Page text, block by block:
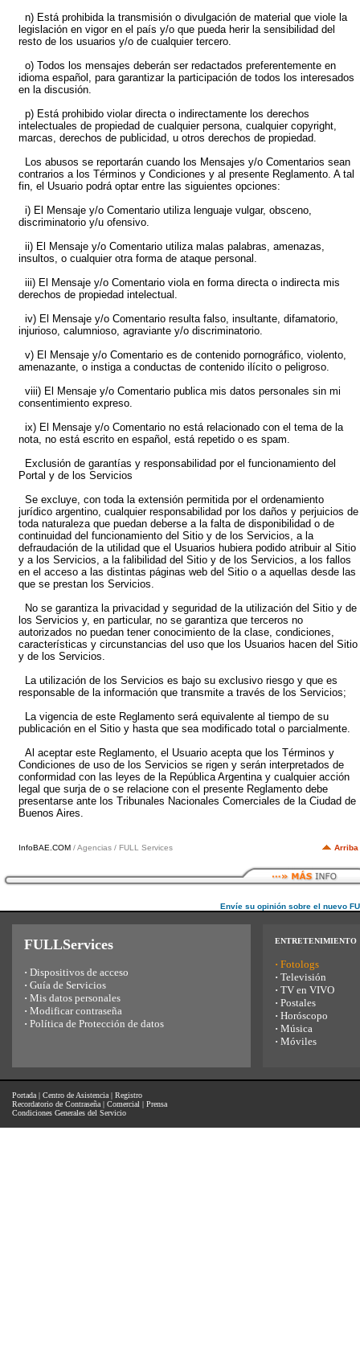
n) Está prohibida la transmisión o divulgación de material que viole la
legislación en vigor en el país y/o que pueda herir la sensibilidad del
resto de los usuarios y/o de cualquier tercero.
o) Todos los mensajes deberán ser redactados preferentemente en
idioma español, para garantizar la participación de todos los interesados
en la discusión.
p) Está prohibido violar directa o indirectamente los derechos
intelectuales de propiedad de cualquier persona, cualquier copyright,
marcas, derechos de publicidad, u otros derechos de propiedad.
Los abusos se reportarán cuando los Mensajes y/o Comentarios sean
contrarios a los Términos y Condiciones y al presente Reglamento. A tal
fin, el Usuario podrá optar entre las siguientes opciones:
i) El Mensaje y/o Comentario utiliza lenguaje vulgar, obsceno,
discriminatorio y/u ofensivo.
ii) El Mensaje y/o Comentario utiliza malas palabras, amenazas,
insultos, o cualquier otra forma de ataque personal.
iii) El Mensaje y/o Comentario viola en forma directa o indirecta mis
derechos de propiedad intelectual.
iv) El Mensaje y/o Comentario resulta falso, insultante, difamatorio,
injurioso, calumnioso, agraviante y/o discriminatorio.
v) El Mensaje y/o Comentario es de contenido pornográfico, violento,
amenazante, o instiga a conductas de contenido ilícito o peligroso.
viii) El Mensaje y/o Comentario publica mis datos personales sin mi
consentimiento expreso.
ix) El Mensaje y/o Comentario no está relacionado con el tema de la
nota, no está escrito en español, está repetido o es spam.
Exclusión de garantías y responsabilidad por el funcionamiento del
Portal y de los Servicios
Se excluye, con toda la extensión permitida por el ordenamiento
jurídico argentino, cualquier responsabilidad por los daños y perjuicios de
toda naturaleza que puedan deberse a la falta de disponibilidad o de
continuidad del funcionamiento del Sitio y de los Servicios, a la
defraudación de la utilidad que el Usuarios hubiera podido atribuir al Sitio
y a los Servicios, a la falibilidad del Sitio y de los Servicios, a los fallos
en el acceso a las distintas páginas web del Sitio o a aquellas desde las
que se prestan los Servicios.
No se garantiza la privacidad y seguridad de la utilización del Sitio y de
los Servicios y, en particular, no se garantiza que terceros no
autorizados no puedan tener conocimiento de la clase, condiciones,
características y circunstancias del uso que los Usuarios hacen del Sitio
y de los Servicios.
La utilización de los Servicios es bajo su exclusivo riesgo y que es
responsable de la información que transmite a través de los Servicios;
La vigencia de este Reglamento será equivalente al tiempo de su
publicación en el Sitio y hasta que sea modificado total o parcialmente.
Al aceptar este Reglamento, el Usuario acepta que los Términos y
Condiciones de uso de los Servicios se rigen y serán interpretados de
conformidad con las leyes de la República Argentina y cualquier acción
legal que surja de o se relacione con el presente Reglamento debe
presentarse ante los Tribunales Nacionales Comerciales de la Ciudad de
Buenos Aires.
InfoBAE.COM / Agencias / FULL Services Arriba
Envíe su opinión sobre el nuevo
FULLServices
· Dispositivos de acceso
· Guía de Servicios
· Mis datos personales
· Modificar contraseña
· Política de Protección de datos
ENTRETENIMIENTO
· Fotologs
· Televisión
· TV en VIVO
· Postales
· Horóscopo
· Música
· Móviles
Portada | Centro de Asistencia | Registro
Recordatorio de Contraseña | Comercial | Prensa
Condiciones Generales del Servicio